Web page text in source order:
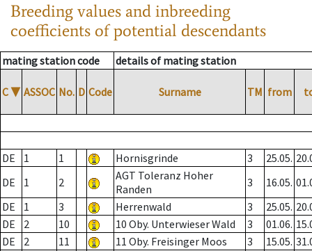
Breeding values and inbreeding
coefficients of potential descendants
mating station code details of mating station
C ▼ ASSOC No. D Code Surname TM from
DE 1 1 Hornisgrinde 3 25.05.
DE
1 2
AGT Toleranz Hoher
Randen
3 16.05.
DE
1 3 Herrenwald 3 25.05.
DE
2 10 10 Oby. Unterwieser Wald 3 01.06.
DE
2 11 11 Oby. Freisinger Moos 3 15.05.